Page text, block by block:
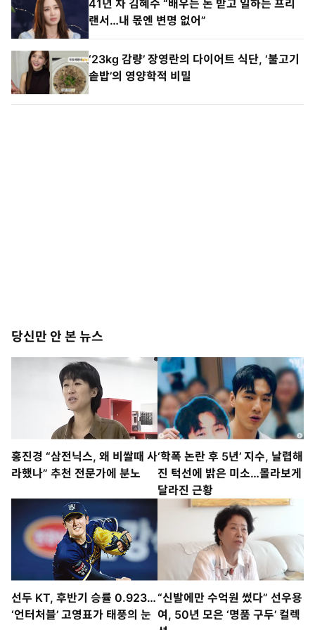
41년 차 김혜수 “배우는 돈 받고 일하는 프리
랜서…내 몫엔 변명 없어”
‘23kg 감량’ 장영란의 다이어트 식단, ‘불고기
솥밥’의 영양학적 비밀
당신만 안 본 뉴스
홍진경 “삼전닉스, 왜 비쌀때 사
라했나” 추천 전문가에 분노
‘학폭 논란 후 5년’ 지수, 날렵해
진 턱선에 밝은 미소…몰라보게
달라진 근황
선두 KT, 후반기 승률 0.923…
‘언터처블’ 고영표가 태풍의 눈
“신발에만 수억원 썼다” 선우용
여, 50년 모은 ‘명품 구두’ 컬렉